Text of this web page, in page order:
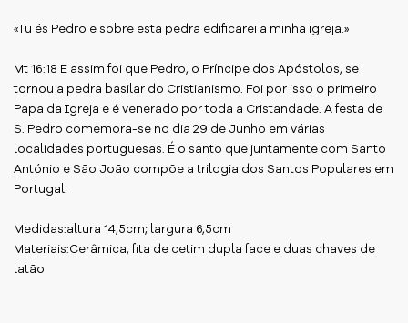
«Tu és Pedro e sobre esta pedra edificarei a minha igreja.»
Mt 16:18 E assim foi que Pedro, o Príncipe dos Apóstolos, se
tornou a pedra basilar do Cristianismo. Foi por isso o primeiro
Papa da Igreja e é venerado por toda a Cristandade. A festa de
S. Pedro comemora-se no dia 29 de Junho em várias
localidades portuguesas. É o santo que juntamente com Santo
António e São João compõe a trilogia dos Santos Populares em
Portugal.
Medidas:altura 14,5cm; largura 6,5cm
Materiais:Cerâmica, fita de cetim dupla face e duas chaves de
latão